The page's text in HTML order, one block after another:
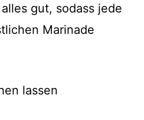
gut, sodass jede
Marinade
lassen